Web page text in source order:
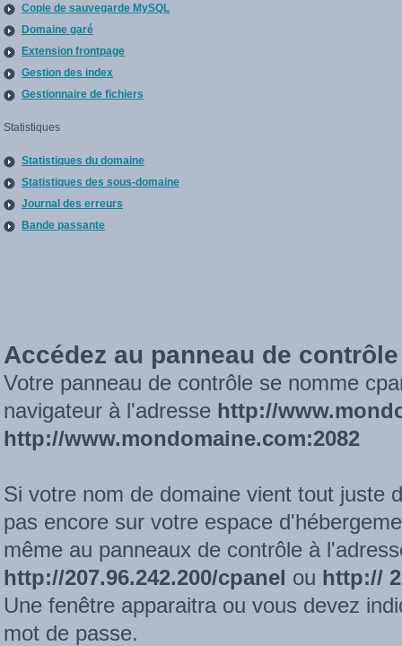
Copie de sauvegarde MySQL
Domaine garé
Extension frontpage
Gestion des index
Gestionnaire de fichiers
Statistiques
Statistiques du domaine
Statistiques des sous-domaine
Journal des erreurs
Bande passante
Accédez au panneau de contrôle
Votre panneau de contrôle se nomme
navigateur à l'adresse http://
http://www.mondomaine.com:2082
Si votre nom de domaine vient tout juste
pas encore sur votre espace
même au panneaux de contrôle à
http://207.96.242.200/cpanel ou http://
Une fenêtre apparaitra ou vous devez
mot de passe.